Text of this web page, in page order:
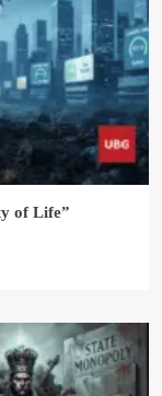
of Life”